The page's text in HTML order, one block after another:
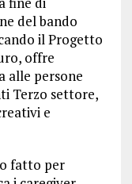
del bando
il Progetto
offre
alle persone
Terzo settore,
e
fatto per